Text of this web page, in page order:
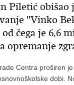
Piletić obišao
"Vinko
čega je 6,6
opremanje
Centra proširen
dobi.